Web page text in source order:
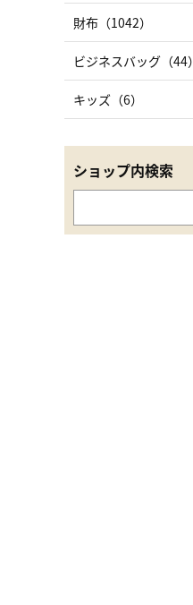
財布（1042）
ビジネスバッグ（44）
キッズ（6）
ショップ内検索